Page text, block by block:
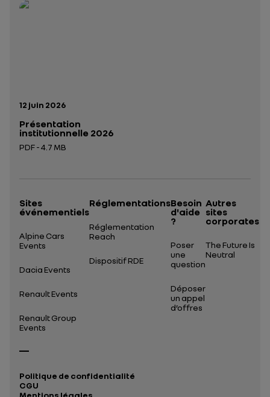
Date de publication:
12 juin 2026
Présentation
institutionnelle 2026
PDF - 4.7 MB
Sites
événementiels
Alpine Cars
Events
Dacia Events
Renault Events
Renault Group
Events
Réglementations
Réglementation
Reach
Dispositif RDE
Besoin
d'aide
?
Poser
une
question
Déposer
un appel
d’offres
Autres
sites
corporates
The Future Is
Neutral
Politique de confidentialité
CGU